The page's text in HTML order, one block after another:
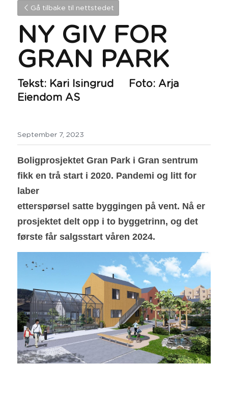
Gå tilbake til nettstedet
NY GIV FOR
GRAN PARK
Tekst: Kari Isingrud     Foto: Arja
Eiendom AS
September 7, 2023
Boligprosjektet Gran Park i Gran sentrum
fikk en trå start i 2020. Pandemi og litt for
laber
etterspørsel satte byggingen på vent. Nå er
prosjektet delt opp i to byggetrinn, og det
første får salgsstart våren 2024.